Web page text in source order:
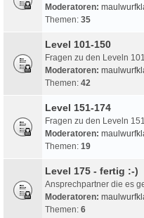
Moderatoren:
Themen: 35
Level 101-150
Fragen zu den Leveln
Moderatoren:
Themen: 42
Level 151-174
Fragen zu den Leveln
Moderatoren:
Themen: 19
Level 175 - fertig :-)
Ansprechpartner die es
Moderatoren:
Themen: 6